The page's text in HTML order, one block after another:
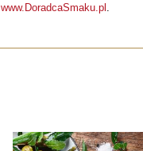
www.DoradcaSmaku.pl .